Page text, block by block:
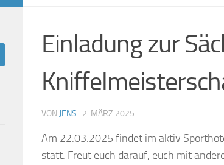
Einladung zur
VON JENS · 2. MÄRZ 2025
Am 22.03.2025 findet im aktiv
statt. Freut euch darauf, euch mit